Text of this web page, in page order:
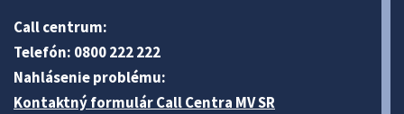
Call centrum:
Telefón: 0800 222 222
Nahlásenie problému:
Kontaktný formulár Call Centra MV SR